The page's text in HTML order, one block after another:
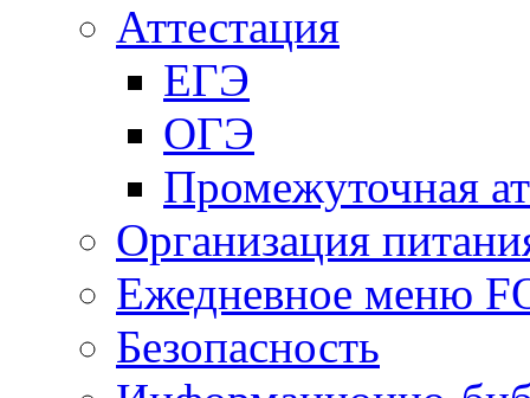
Аттестация
ЕГЭ
ОГЭ
Промежуточная
Организация
Ежедневное меню
Безопасность